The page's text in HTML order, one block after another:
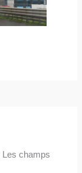
Les champs